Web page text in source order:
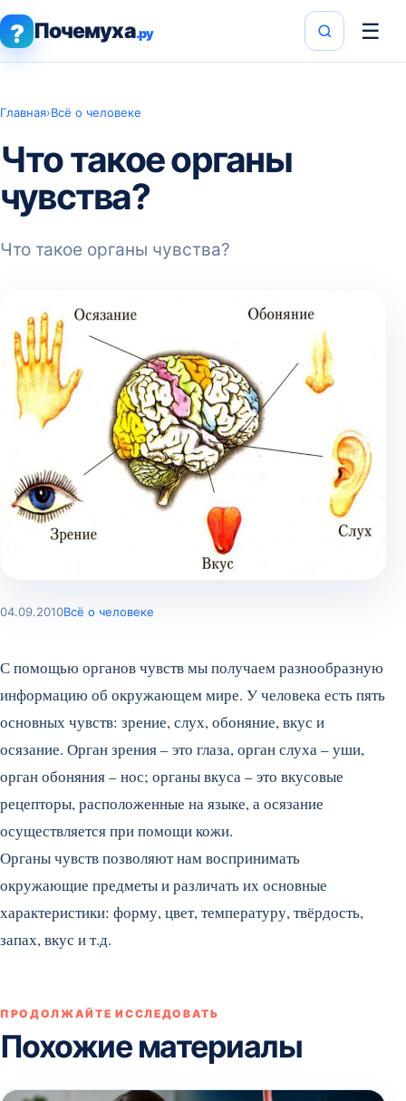
? Почемуха.ру ☰
Главная›Всё о человеке
Что такое органы
чувства?
Что такое органы чувства?
04.09.2010Всё о человеке
С помощью органов чувств мы получаем разнообразную
информацию об окружающем мире. У человека есть пять
основных чувств: зрение, слух, обоняние, вкус и
осязание. Орган зрения – это глаза, орган слуха – уши,
орган обоняния – нос; органы вкуса – это вкусовые
рецепторы, расположенные на языке, а осязание
осуществляется при помощи кожи.
Органы чувств позволяют нам воспринимать
окружающие предметы и различать их основные
характеристики: форму, цвет, температуру, твёрдость,
запах, вкус и т.д.
ПРОДОЛЖАЙТЕ ИССЛЕДОВАТЬ
Похожие материалы